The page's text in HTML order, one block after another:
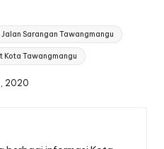
Jalan Sarangan Tawangmangu
Kota Tawangmangu
2020